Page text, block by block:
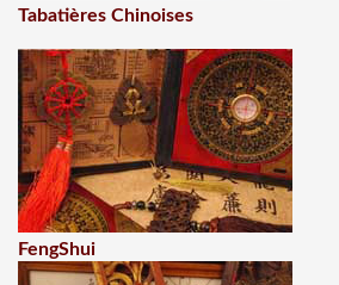
Tabatières Chinoises
FengShui